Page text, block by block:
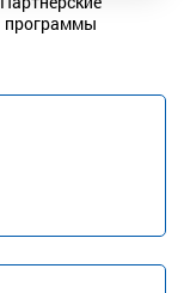
программы